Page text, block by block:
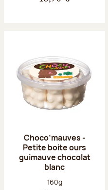
Choco’mauves -
Petite boite ours
guimauve chocolat
blanc
Poids net :
160g